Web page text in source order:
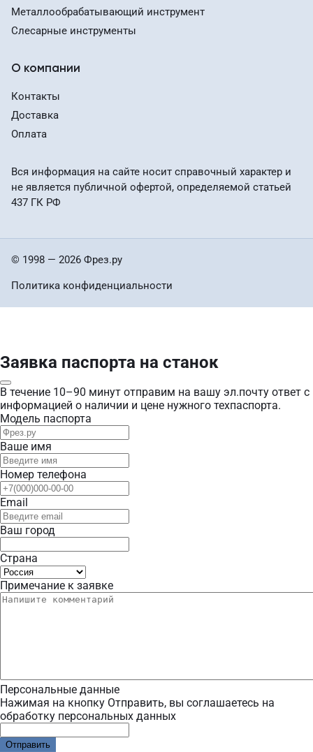
Металлообрабатывающий инструмент
Слесарные инструменты
О компании
Контакты
Доставка
Оплата
Вся информация на сайте носит справочный характер и
не является публичной офертой, определяемой статьей
437 ГК РФ
© 1998 — 2026 Фрез.ру
Политика конфиденциальности
Заявка паспорта на станок
В течение 10–90 минут отправим на вашу эл.почту ответ с
информацией о наличии и цене нужного техпаспорта.
Модель паспорта
Ваше имя
Номер телефона
Email
Ваш город
Страна
Примечание к заявке
Персональные данные
Нажимая на кнопку Отправить, вы соглашаетесь на
обработку персональных данных
Отправить